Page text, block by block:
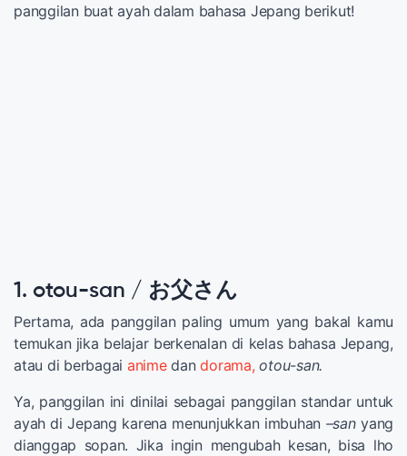
panggilan buat ayah dalam bahasa Jepang berikut!
1. otou-san / お父さん
Pertama, ada panggilan paling umum yang bakal kamu
temukan jika belajar berkenalan di kelas bahasa Jepang,
atau di berbagai animedandorama, otou-san.
Ya, panggilan ini dinilai sebagai panggilan standar untuk
ayah di Jepang karena menunjukkan imbuhan –sanyang
dianggap sopan. Jika ingin mengubah kesan, bisa lho